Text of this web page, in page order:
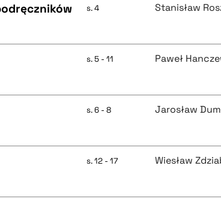
s. 4 Stanisław
s. 5 - 11 Paweł
s. 6 - 8 Jarosław
s. 12 - 17 Wiesław